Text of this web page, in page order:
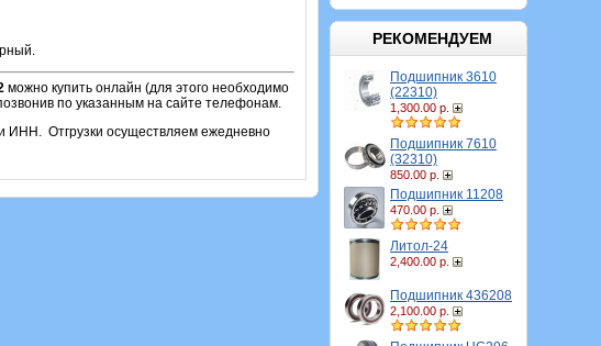
РЕКОМЕНДУЕМ
Подшипник 3610
(22310)
1,300.00 р.
Подшипник 7610
(32310)
850.00 р.
Подшипник 11208
470.00 р.
Литол-24
2,400.00 р.
Подшипник 436208
2,100.00 р.
можно купить онлайн (для этого необходимо
по указанным на сайте телефонам.
ИНН. Отгрузки осуществляем ежедневно